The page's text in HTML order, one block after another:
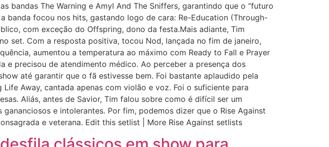
bandas The Warning e Amyl And The Sniffers, garantindo que o “futuro
banda focou nos hits, gastando logo de cara: Re-Education (Through-
com exceção do Offspring, dono da festa.Mais adiante, Tim
set. Com a resposta positiva, tocou Nod, lançada no fim de janeiro,
aumentou a temperatura ao máximo com Ready to Fall e Prayer
e precisou de atendimento médico. Ao perceber a presença dos
até garantir que o fã estivesse bem. Foi bastante aplaudido pela
Away, cantada apenas com violão e voz. Foi o suficiente para
Aliás, antes de Savior, Tim falou sobre como é difícil ser um
e intolerantes. Por fim, podemos dizer que o Rise Against
e veterana. Edit this setlist | More Rise Against setlists